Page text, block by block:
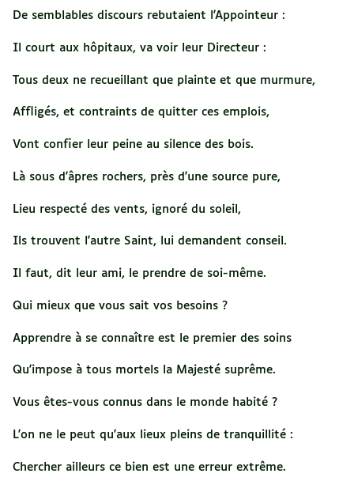
De semblables discours rebutaient l'Appointeur :
Il court aux hôpitaux, va voir leur Directeur :
Tous deux ne recueillant que plainte et que murmure,
Affligés, et contraints de quitter ces emplois,
Vont confier leur peine au silence des bois.
Là sous d'âpres rochers, près d'une source pure,
Lieu respecté des vents, ignoré du soleil,
Ils trouvent l'autre Saint, lui demandent conseil.
Il faut, dit leur ami, le prendre de soi-même.
Qui mieux que vous sait vos besoins ?
Apprendre à se connaître est le premier des soins
Qu'impose à tous mortels la Majesté suprême.
Vous êtes-vous connus dans le monde habité ?
L'on ne le peut qu'aux lieux pleins de tranquillité :
Chercher ailleurs ce bien est une erreur extrême.